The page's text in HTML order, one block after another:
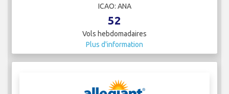
ICAO: ANA
52
Vols hebdomadaires
Plus d'information